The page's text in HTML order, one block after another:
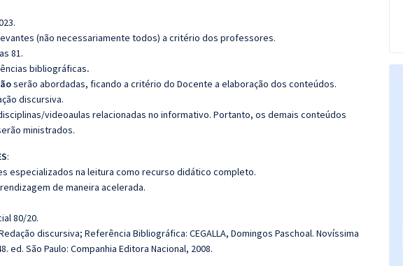
(não necessariamente todos) a critério dos professores.
81.
bibliográficas.
serão abordadas, ficando a critério do Docente a elaboração dos conteúdos.
discursiva.
videoaulas relacionadas no informativo. Portanto, os demais conteúdos
ministrados.
:
especializados na leitura como recurso didático completo.
de maneira acelerada.
80/20.
discursiva; Referência Bibliográfica: CEGALLA, Domingos Paschoal. Novíssima
ed. São Paulo: Companhia Editora Nacional, 2008.